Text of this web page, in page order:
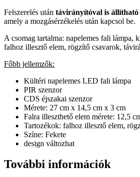
Felszerelés után távirányítóval is
amely a mozgásérzékelés után kapcsol be.
A csomag tartalma: napelemes fali lámpa,
falhoz illesztő elem, rögzítő csavarok,
Főbb jellemzők:
Kültéri napelemes LED fali lámpa
PIR szenzor
CDS éjszakai szenzor
Mérete: 27 cm x 14,5 cm x 3 cm
Falra illeszthető elem mérete: 12,5
Tartozékok: falhoz illesztő elem,
Színe: Fekete
design változhat
További információk